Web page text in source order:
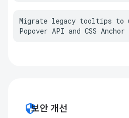
Migrate legacy tooltips to
Popover API and CSS
security보안 개선